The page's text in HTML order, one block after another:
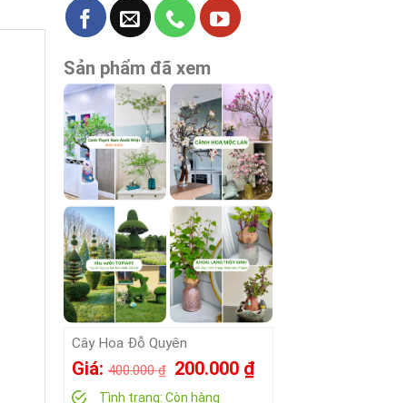
Sản phẩm đã xem
Cây Hoa Đỗ Quyên
Giá:400.000₫ Giá
gốc
200.000 ₫Giá
Tình trạng: Còn hàng